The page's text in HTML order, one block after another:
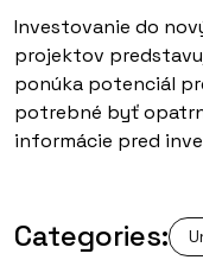
Investovanie do
projektov
ponúka potenciál
potrebné byť
informácie pred
Categories: